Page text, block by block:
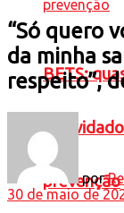
BETS:
prevenção
“Só quero
da minha
respeito”,
por
30 de maio de